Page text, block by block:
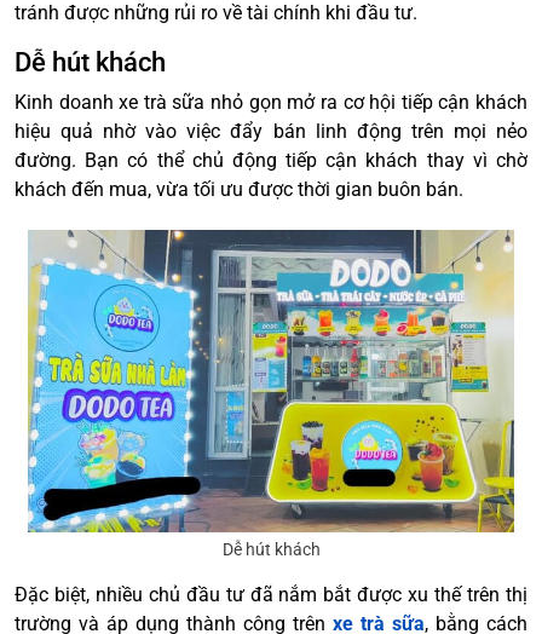
tránh được những rủi ro về tài chính khi đầu tư.
Dễ hút khách
Kinh doanh xe trà sữa nhỏ gọn mở ra cơ hội tiếp cận khách
hiệu quả nhờ vào việc đẩy bán linh động trên mọi nẻo
đường. Bạn có thể chủ động tiếp cận khách thay vì chờ
khách đến mua, vừa tối ưu được thời gian buôn bán.
Dễ hút khách
Đặc biệt, nhiều chủ đầu tư đã nắm bắt được xu thế trên thị
trường và áp dụng thành công trên xe trà sữa, bằng cách